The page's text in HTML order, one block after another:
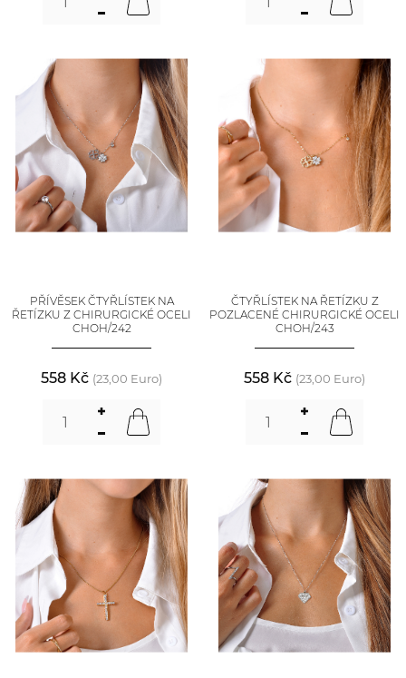
PŘÍVĚSEK ČTYŘLÍSTEK NA
ŘETÍZKU Z CHIRURGICKÉ OCELI
CHOH/242
558 Kč (23,00 Euro)
ČTYŘLÍSTEK NA ŘETÍZKU Z
POZLACENÉ CHIRURGICKÉ OCELI
CHOH/243
558 Kč (23,00 Euro)